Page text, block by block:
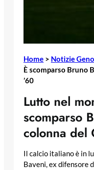
Home > Notizie
È scomparso Bruno
’60
Lutto nel
scomparso
colonna del
Il calcio italiano è in
Baveni, ex difensore